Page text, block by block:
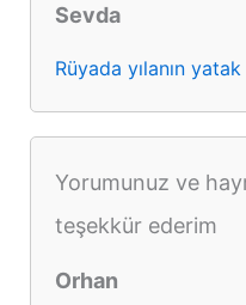
Sevda
Rüyada yılanın
Yorumunuz ve
teşekkür ederim
Orhan